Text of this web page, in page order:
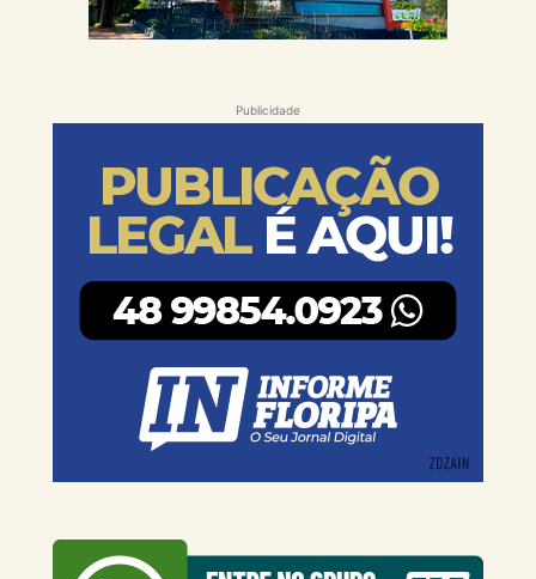
Publicidade